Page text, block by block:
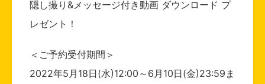
隠し撮り&メッセージ付き動画 ダウンロード プ
レゼント！
＜ご予約受付期間＞
2022年5月18日(水)12:00～6月10日(金)23:59ま